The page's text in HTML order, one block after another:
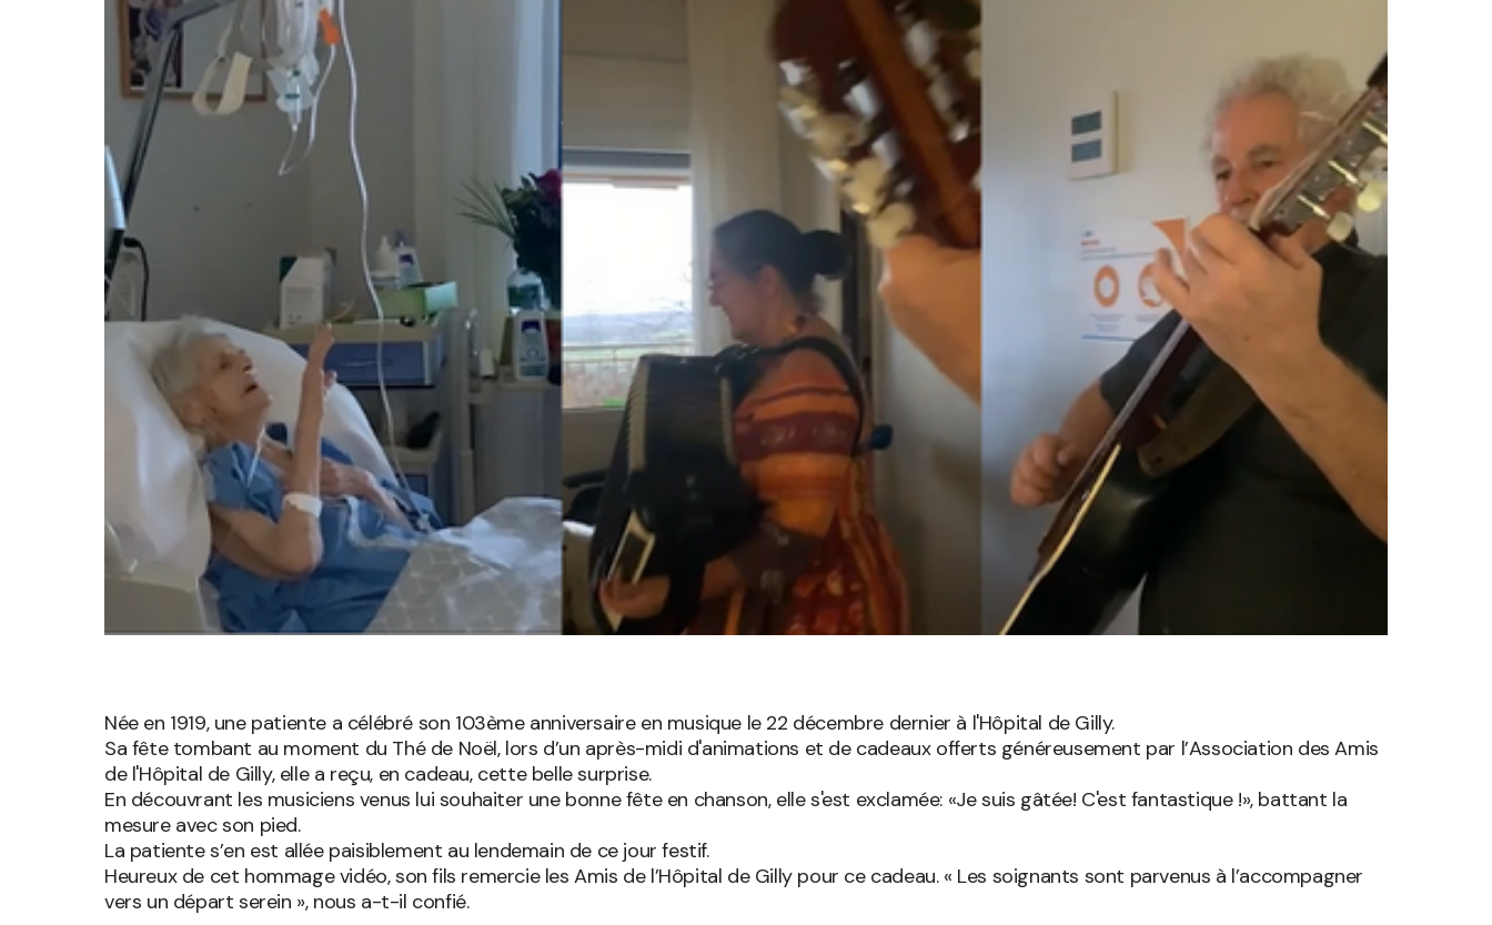
Née en 1919, une patiente a célébré son 103ème anniversaire en musique le 22 décembre dernier à l'Hôpital de Gilly.
Sa fête tombant au moment du Thé de Noël, lors d’un après-midi d'animations et de cadeaux offerts généreusement par l’Association des Amis
de l'Hôpital de Gilly, elle a reçu, en cadeau, cette belle surprise.
En découvrant les musiciens venus lui souhaiter une bonne fête en chanson, elle s'est exclamée: «Je suis gâtée! C'est fantastique !», battant la
mesure avec son pied.
La patiente s’en est allée paisiblement au lendemain de ce jour festif.
Heureux de cet hommage vidéo, son fils remercie les Amis de l’Hôpital de Gilly pour ce cadeau. « Les soignants sont parvenus à l’accompagner
vers un départ serein », nous a-t-il confié.